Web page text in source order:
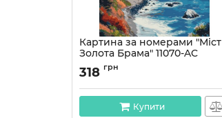
Картина за номерами "Міст
Золота Брама" 11070-AC
40х50 см
Артикул:
318 грн
Купити